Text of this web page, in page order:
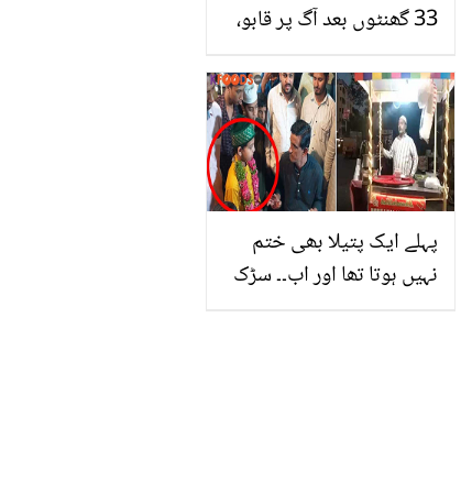
33 گھنٹوں بعد آگ پر قابو،
پہلے ایک پتیلا بھی ختم
نہیں ہوتا تھا اور اب۔۔ سڑک